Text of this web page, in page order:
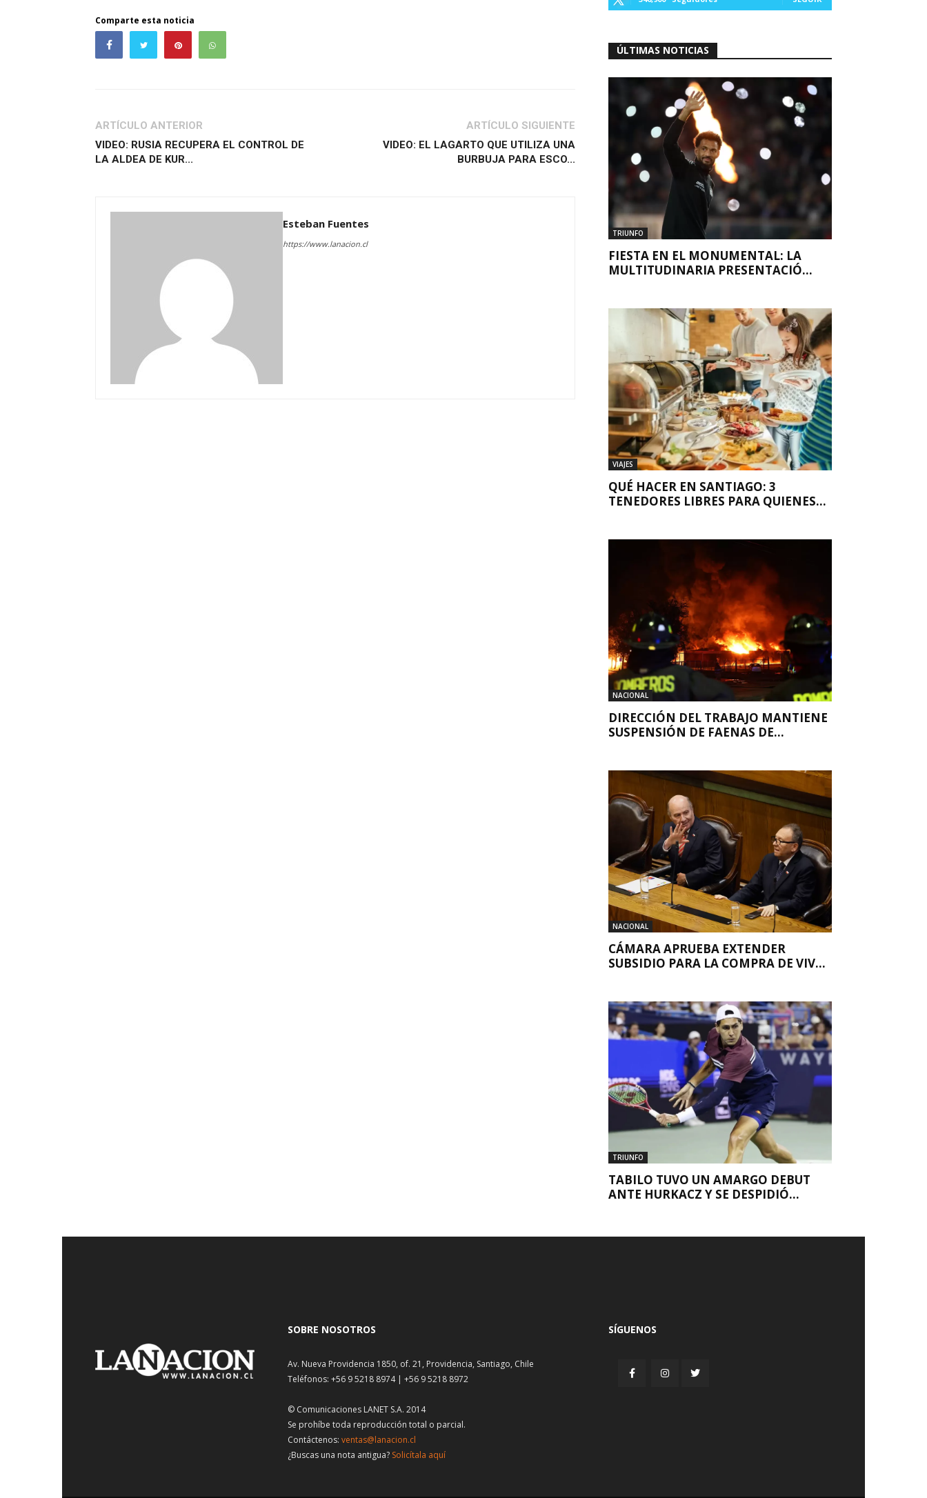
Comparte esta noticia
ARTÍCULO ANTERIOR
VIDEO: RUSIA RECUPERA EL CONTROL DE
LA ALDEA DE KUR...
ARTÍCULO SIGUIENTE
VIDEO: EL LAGARTO QUE UTILIZA UNA
BURBUJA PARA ESCO...
Esteban Fuentes
https://www.lanacion.cl
ÚLTIMAS NOTICIAS
TRIUNFO
FIESTA EN EL MONUMENTAL: LA
MULTITUDINARIA PRESENTACIÓ...
VIAJES
QUÉ HACER EN SANTIAGO: 3
TENEDORES LIBRES PARA QUIENES...
NACIONAL
DIRECCIÓN DEL TRABAJO MANTIENE
SUSPENSIÓN DE FAENAS DE...
NACIONAL
CÁMARA APRUEBA EXTENDER
SUBSIDIO PARA LA COMPRA DE VIV...
TRIUNFO
TABILO TUVO UN AMARGO DEBUT
ANTE HURKACZ Y SE DESPIDIÓ...
SOBRE NOSOTROS
Av. Nueva Providencia 1850, of. 21, Providencia, Santiago, Chile
Teléfonos: +56 9 5218 8974 | +56 9 5218 8972
© Comunicaciones LANET S.A. 2014
Se prohíbe toda reproducción total o parcial.
Contáctenos: ventas@lanacion.cl
¿Buscas una nota antigua? Solicítala aquí
SÍGUENOS